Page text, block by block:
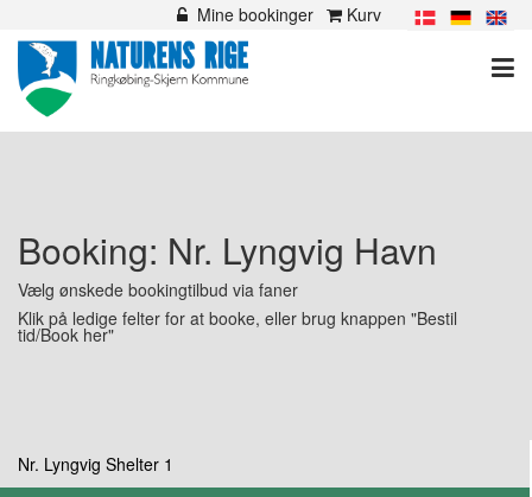
Mine bookinger  Kurv
Booking: Nr. Lyngvig Havn
Vælg ønskede bookingtilbud via faner
Klik på ledige felter for at booke, eller brug knappen "Bestil
tid/Book her"
Nr. Lyngvig Shelter 1